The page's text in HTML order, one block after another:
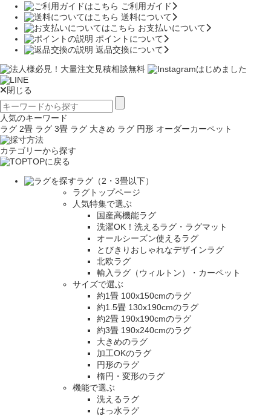
ご利用ガイド
送料について
お支払いについて
ポイントについて
返品交換について
閉じる
人気のキーワード
ラグ 2畳 ラグ 3畳 ラグ 大きめ ラグ 円形 オーダーカーペット
カテゴリーから探す
TOPに戻る
ラグ（2・3畳以下）
ラグトップページ
人気特集で選ぶ
国産高機能ラグ
洗濯OK！洗えるラグ・ラグマット
オールシーズン使えるラグ
とびきりおしゃれなデザインラグ
北欧ラグ
輸入ラグ（ウィルトン）・カーペット
サイズで選ぶ
約1畳 100x150cmのラグ
約1.5畳 130x190cmのラグ
約2畳 190x190cmのラグ
約3畳 190x240cmのラグ
大きめのラグ
加工OKのラグ
円形のラグ
楕円・変形のラグ
機能で選ぶ
洗えるラグ
はっ水ラグ